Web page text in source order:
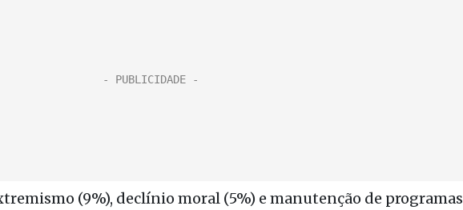
(9%), declínio moral (5%) e manutenção de programas